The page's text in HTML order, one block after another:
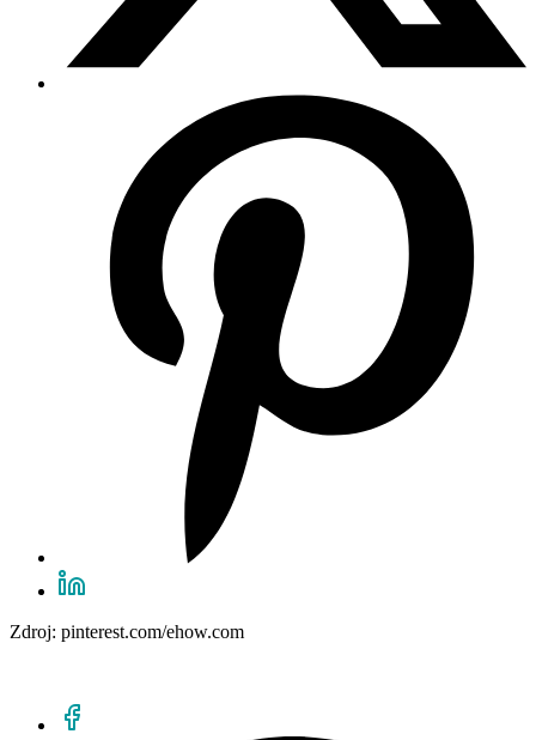
Zdroj: pinterest.com/ehow.com